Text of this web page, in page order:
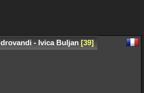
- Ivica Buljan 39